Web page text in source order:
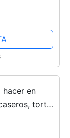
hacer en
tortas
cuyo